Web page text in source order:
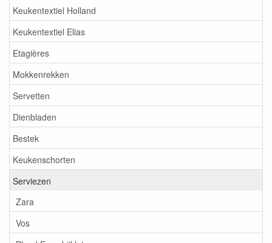
Keukentextiel Holland
Keukentextiel Elias
Etagières
Mokkenrekken
Servetten
Dienbladen
Bestek
Keukenschorten
Serviezen
Zara
Vos